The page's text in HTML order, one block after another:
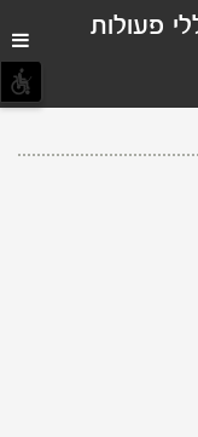
פעולות